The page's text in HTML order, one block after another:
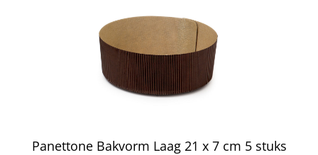
Panettone Bakvorm Laag 21 x 7 cm 5 stuks